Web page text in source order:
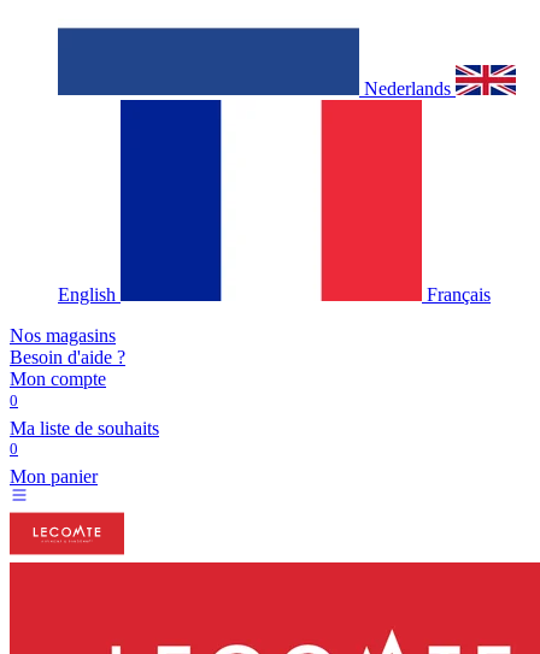
Nederlands
English
Français
Nos magasins
Besoin d'aide ?
Mon compte
0
Ma liste de souhaits
0
Mon panier